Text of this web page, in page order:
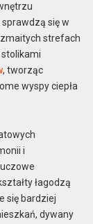
się w
strefach
stolikami
, tworząc
wyspy ciepła
i
łagodzą
się bardziej
dywany